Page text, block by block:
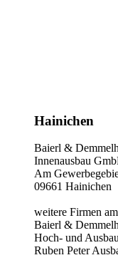
Hainichen
Baierl &
Innenausbau
Am
09661 Hainichen
weitere Firmen
Baierl &
Hoch- und
Ruben Peter